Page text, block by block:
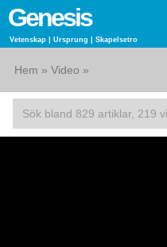
Genesis
Vetenskap | Ursprung | Skapelsetro
Hem » Video »